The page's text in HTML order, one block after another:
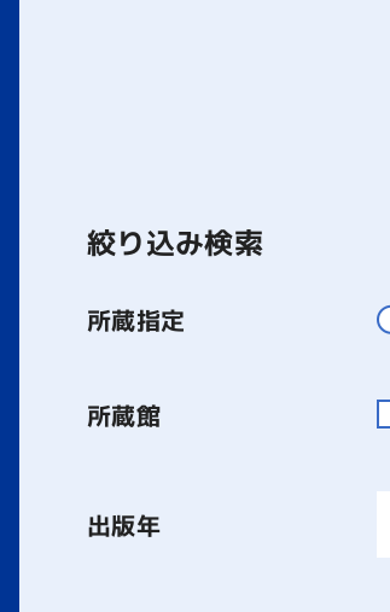
絞り込み検索
所蔵指定
所蔵館
出版年